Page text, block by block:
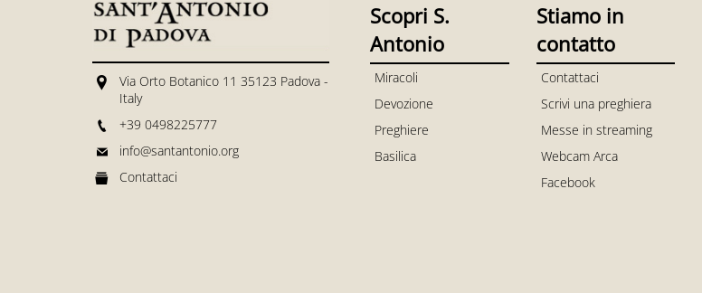
Via Orto Botanico 11 35123 Padova -
Italy
+39 0498225777
info@santantonio.org
Contattaci
Scopri S.
Antonio
Miracoli
Devozione
Preghiere
Basilica
Stiamo in
contatto
Contattaci
Scrivi una preghiera
Messe in streaming
Webcam Arca
Facebook